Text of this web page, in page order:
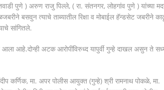
पुणे ) अरुण राजु पिल्ले, ( रा. संतनगर, लोहगांव पुणे ) यांच्या
बसवुन त्याचे ताब्यातील रिक्षा व मोबाईल हॅन्डसेट जबरीने
सांगितले.
आहे.दोन्ही अटक आरोपींविरुध्द यापुर्वी गुन्हे दाखल असुन ते
कर्णिक, मा. अपर पोलीस आयुक्त (गुन्हे) श्री रामनाथ पोकळे, मा.